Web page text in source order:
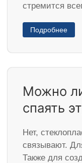
стремится
Подробнее
Можно
спаять
Нет,
связывают.
Также для